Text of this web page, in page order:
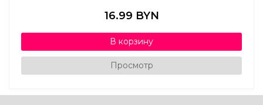
16.99 BYN
В корзину
Просмотр